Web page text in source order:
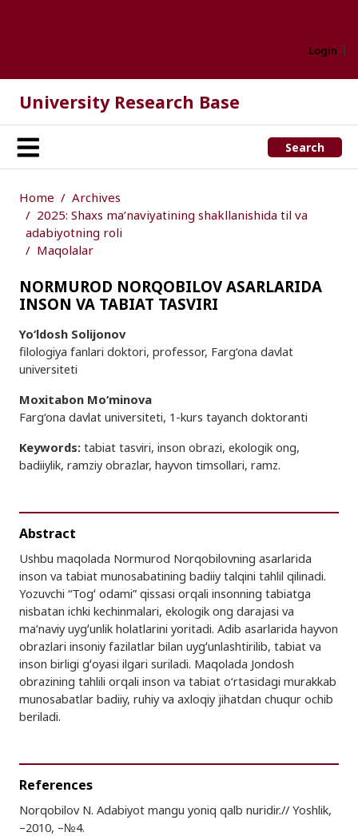
Login
University Research Base
Search
Home
Archives
2025: Shaxs ma’naviyatining shakllanishida til va
adabiyotning roli
Maqolalar
NORMUROD NORQOBILOV ASARLARIDA
INSON VA TABIAT TASVIRI
Yo‘ldosh Solijonov
filologiya fanlari doktori, professor, Farg‘ona davlat
universiteti
Moxitabon Mo‘minova
Farg‘ona davlat universiteti, 1-kurs tayanch doktoranti
Keywords: tabiat tasviri, inson obrazi, ekologik ong,
badiiylik, ramziy obrazlar, hayvon timsollari, ramz.
Abstract
Ushbu maqolada Normurod Norqobilovning asarlarida
inson va tabiat munosabatining badiiy talqini tahlil qilinadi.
Yozuvchi “Togʻ odami” qissasi orqali insonning tabiatga
nisbatan ichki kechinmalari, ekologik ong darajasi va
ma’naviy uygʻunlik holatlarini yoritadi. Adib asarlarida hayvon
obrazlari insoniy fazilatlar bilan uygʻunlashtirilib, tabiat va
inson birligi gʻoyasi ilgari suriladi. Maqolada Jondosh
obrazining tahlili orqali inson va tabiat o‘rtasidagi murakkab
munosabatlar badiiy, ruhiy va axloqiy jihatdan chuqur ochib
beriladi.
References
Norqobilov N. Adabiyot mangu yoniq qalb nuridir.// Yoshlik,
–2010, –№4.